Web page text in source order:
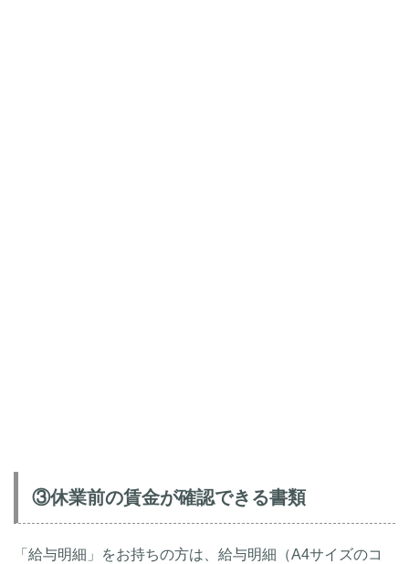
③休業前の賃金が確認できる書類
「給与明細」をお持ちの方は、給与明細（A4サイズのコ